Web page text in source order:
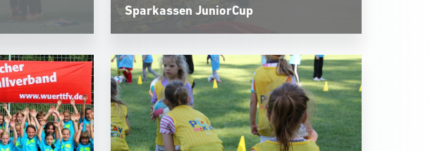
Sparkassen JuniorCup